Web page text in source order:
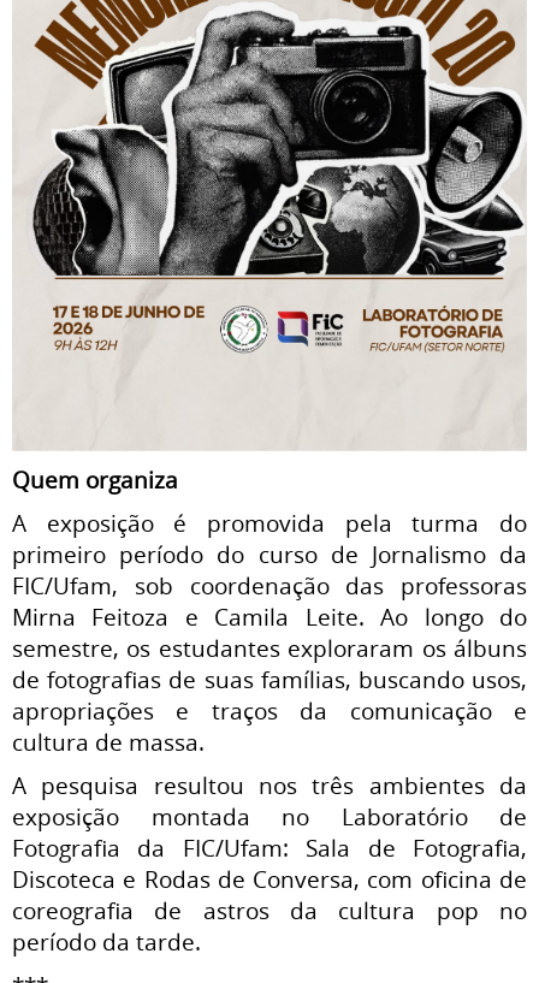
Quem organiza
A exposição é promovida pela turma do
primeiro período do curso de Jornalismo da
FIC/Ufam, sob coordenação das professoras
Mirna Feitoza e Camila Leite. Ao longo do
semestre, os estudantes exploraram os álbuns
de fotografias de suas famílias, buscando usos,
apropriações e traços da comunicação e
cultura de massa.
A pesquisa resultou nos três ambientes da
exposição montada no Laboratório de
Fotografia da FIC/Ufam: Sala de Fotografia,
Discoteca e Rodas de Conversa, com oficina de
coreografia de astros da cultura pop no
período da tarde.